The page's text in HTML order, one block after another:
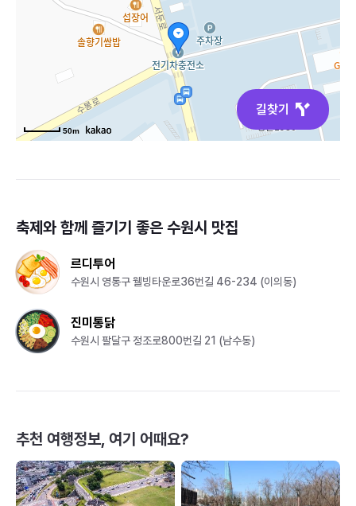
길찾기
50m
축제와 함께 즐기기 좋은 수원시 맛집
르디투어
수원시 영통구 웰빙타운로36번길 46-234 (이의동)
진미통닭
수원시 팔달구 정조로800번길 21 (남수동)
추천 여행정보, 여기 어때요?